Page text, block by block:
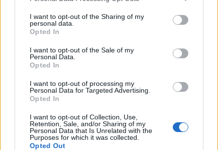
I want to opt-out of the Sharing of my
personal data.
Opted In
I want to opt-out of the Sale of my
Personal Data.
Opted In
I want to opt-out of processing my
Personal Data for Targeted Advertising.
Opted In
I want to opt-out of Collection, Use,
Retention, Sale, and/or Sharing of my
Personal Data that Is Unrelated with the
Purposes for which it was collected.
Opted Out
inspiré du yoga et réalisable chez soi en quelques
minutes, pouvait aider le transit à se relancer
Vidéos
Pourquoi les dattes sont bénéfiques
pour l’organisme
Catégorie :Santé Naturelle